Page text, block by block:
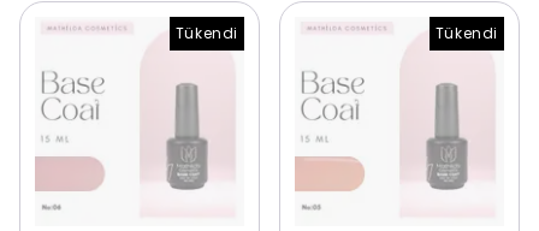
Tükendi Tükendi